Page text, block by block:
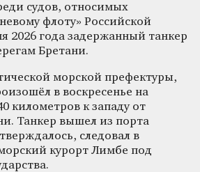
судов, относимых
флоту» Российской
2026 года задержанный танкер
Бретани.
морской префектуры,
в воскресенье на
километров к западу от
Танкер вышел из порта
следовал в
курорт Лимбе под